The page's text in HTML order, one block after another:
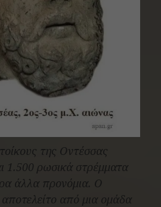
της Οντέσσας
1.500 ρωσικά στρέμματα
άλλα προνόμια. Ο
από μια ομάδα